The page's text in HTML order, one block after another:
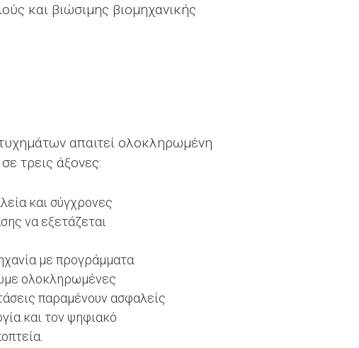
και βιώσιμης βιομηχανικής
απαιτεί ολοκληρωμένη
τρεις άξονες:
και σύγχρονες
να εξετάζεται
με προγράμματα
ολοκληρωμένες
παραμένουν ασφαλείς
και τον ψηφιακό